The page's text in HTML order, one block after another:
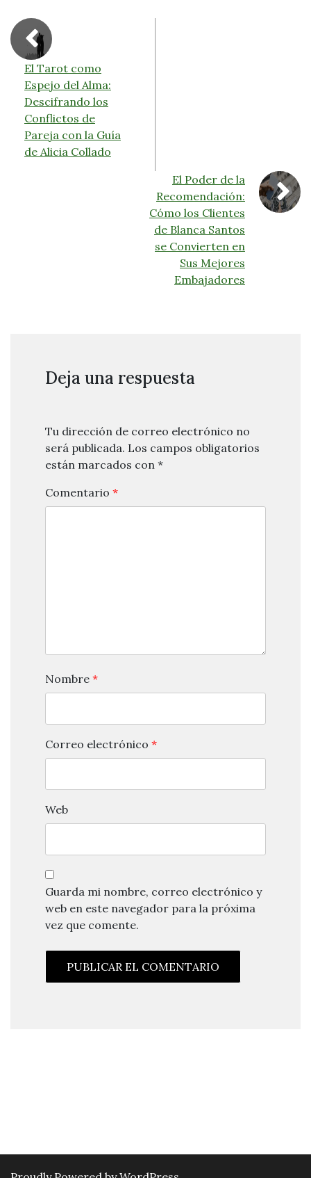
El Tarot como
Espejo del Alma:
Descifrando los
Conflictos de
Pareja con la Guía
de Alicia Collado
El Poder de la
Recomendación:
Cómo los Clientes
de Blanca Santos
se Convierten en
Sus Mejores
Embajadores
Deja una respuesta
Tu dirección de correo electrónico no
será publicada. Los campos obligatorios
están marcados con *
Comentario *
Nombre *
Correo electrónico *
Web
Guarda mi nombre, correo electrónico y
web en este navegador para la próxima
vez que comente.